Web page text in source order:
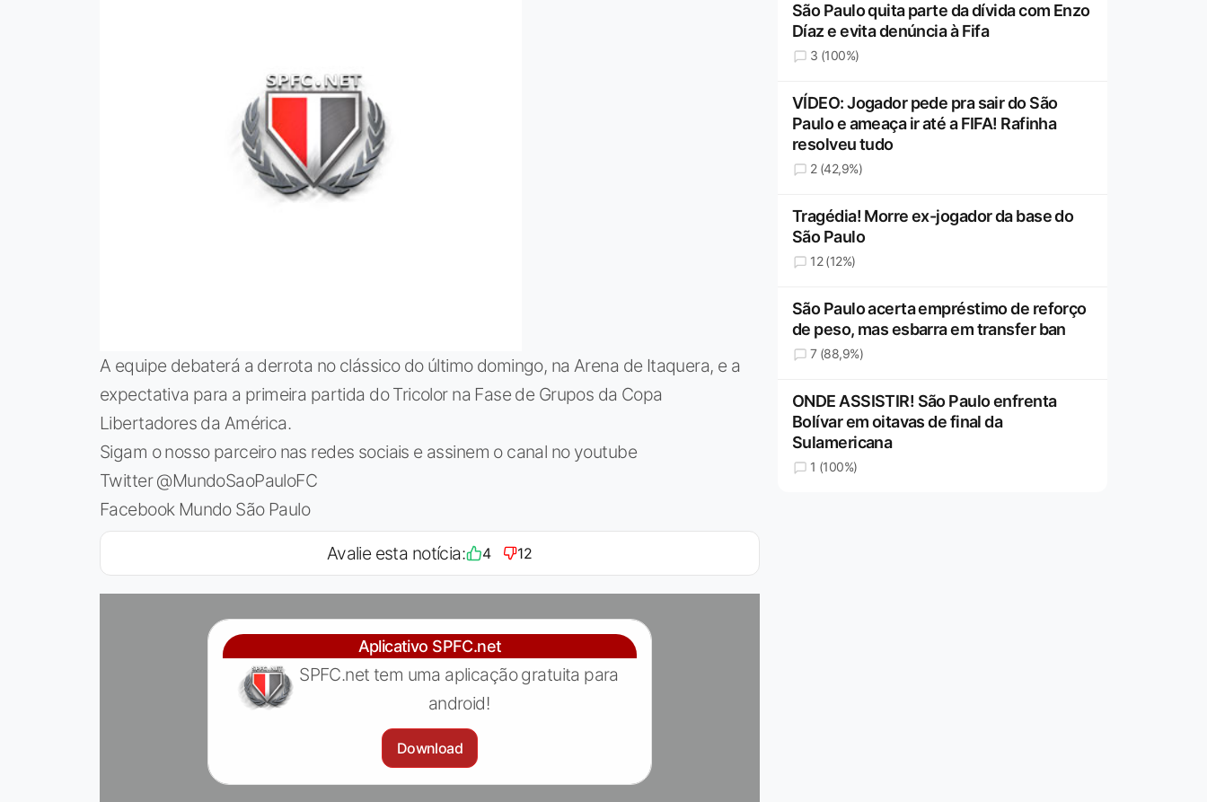
A equipe debaterá a derrota no clássico do último domingo, na Arena de Itaquera, e a
expectativa para a primeira partida do Tricolor na Fase de Grupos da Copa
Libertadores da América.
Sigam o nosso parceiro nas redes sociais e assinem o canal no youtube
Twitter @MundoSaoPauloFC
Facebook Mundo São Paulo
Avalie esta notícia: 4 12
Aplicativo SPFC.net
SPFC.net tem uma aplicação gratuita para
android!
Download
São Paulo quita parte da dívida com Enzo
Díaz e evita denúncia à Fifa
3 (100%)
VÍDEO: Jogador pede pra sair do São
Paulo e ameaça ir até a FIFA! Rafinha
resolveu tudo
2 (42,9%)
Tragédia! Morre ex-jogador da base do
São Paulo
12 (12%)
São Paulo acerta empréstimo de reforço
de peso, mas esbarra em transfer ban
7 (88,9%)
ONDE ASSISTIR! São Paulo enfrenta
Bolívar em oitavas de final da
Sulamericana
1 (100%)